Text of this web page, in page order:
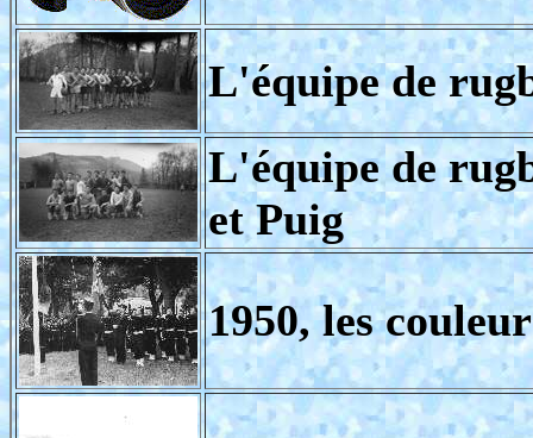
L'équipe de
L'équipe de
et Puig
1950, les